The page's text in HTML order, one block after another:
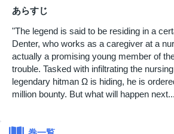
あらすじ
"The legend is said to be residing in a
Denter, who works as a caregiver at a
actually a promising young member of
trouble. Tasked with infiltrating the
legendary hitman Ω is hiding, he is
million bounty. But what will happen